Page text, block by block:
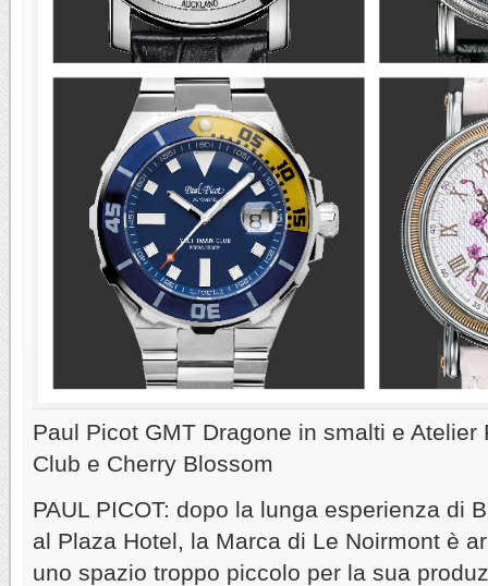
Paul Picot GMT Dragone in smalti e Atelier
Club e Cherry Blossom
PAUL PICOT: dopo la lunga esperienza di
al Plaza Hotel, la Marca di Le Noirmont è
uno spazio troppo piccolo per la sua